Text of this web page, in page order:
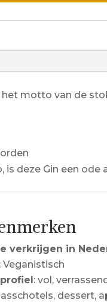
motto van de
deze Gin een ode
verkrijgen in
Veganistisch
: vol,
dessert,